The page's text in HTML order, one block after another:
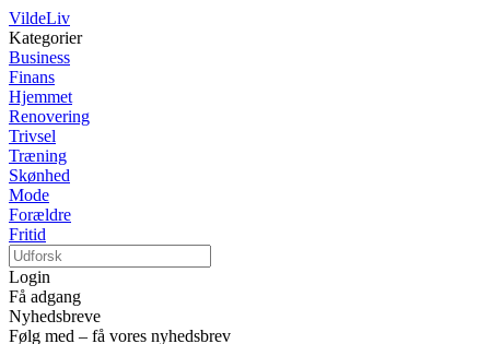
VildeLiv
Kategorier
Business
Finans
Hjemmet
Renovering
Trivsel
Træning
Skønhed
Mode
Forældre
Fritid
Login
Få adgang
Nyhedsbreve
Følg med – få vores nyhedsbrev